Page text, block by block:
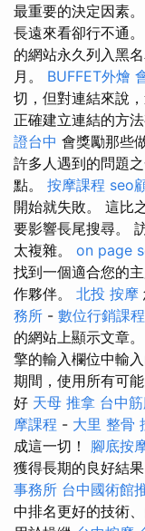
最重要的決定因素
長遠來看卻行不通。
的網站永久列入黑
月。 BUFFET外燴
切，但對連結來說
正確建立連結的方
證台中 會獎勵那些
許多人遇到的問題
點。 按摩課程 seo
開始就失敗。 這比
要影響長尾搜尋。
太複雜。 on page
找到一個適合您的
作夥伴。 北投 按摩
務所 - 數位行銷課程
的網站上顯示文章。
擎的輸入欄位中輸
期間，使用所有可
好 天母 推拿 台中
摩課程 - 大里 整骨
成這一切！ 腳底按
獲得長期的良好結
事務所 台中國術館
中排名更好的技術